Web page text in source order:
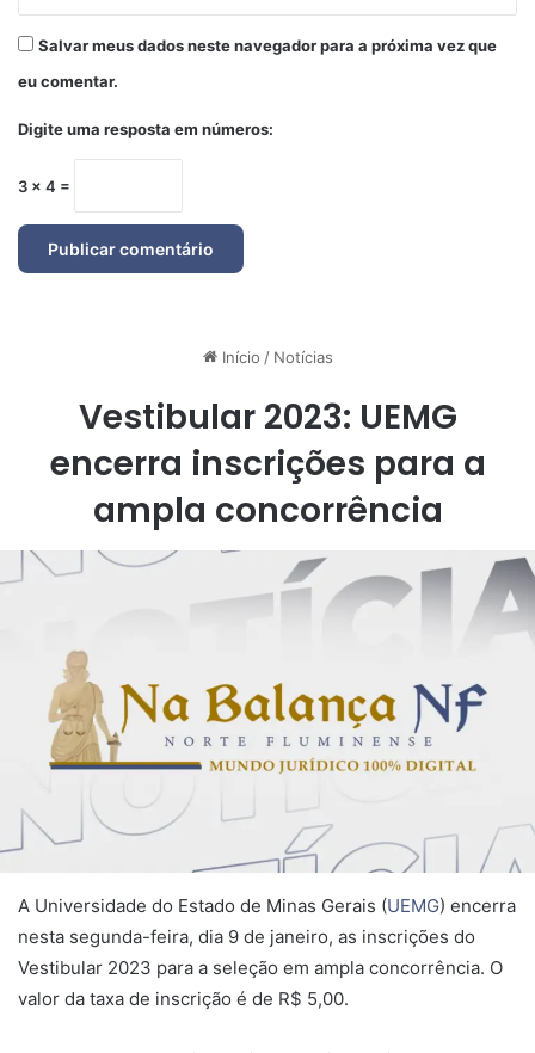
Salvar meus dados neste navegador para a próxima vez que
eu comentar.
Digite uma resposta em números:
3 × 4 =